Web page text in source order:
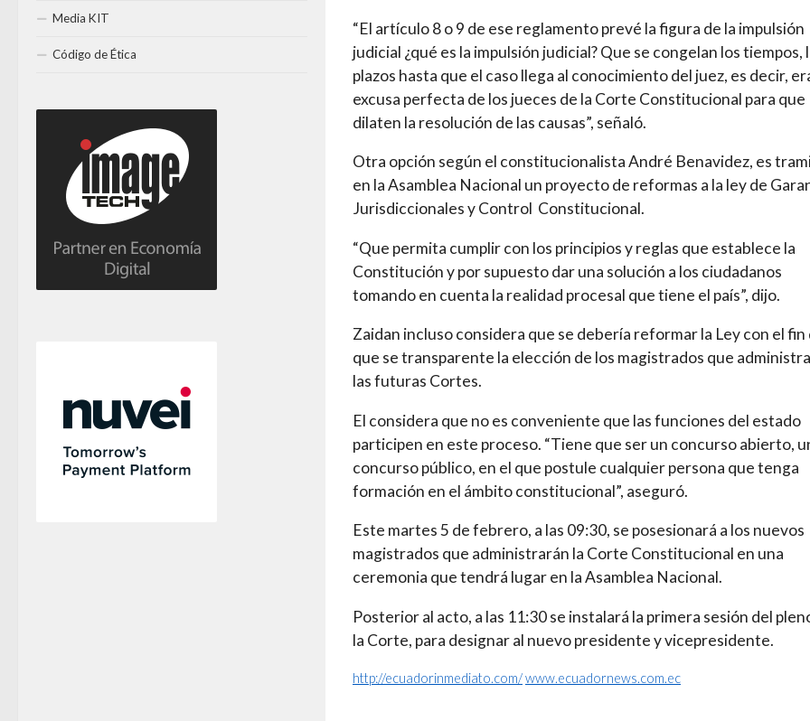
“El artículo 8 o 9 de ese reglamento prevé la figura de la impulsión
judicial ¿qué es la impulsión judicial? Que se congelan los tiempos,
plazos hasta que el caso llega al conocimiento del juez, es decir,
excusa perfecta de los jueces de la Corte Constitucional para que
dilaten la resolución de las causas”, señaló.
Otra opción según el constitucionalista André Benavidez, es
en la Asamblea Nacional un proyecto de reformas a la ley de
Jurisdiccionales y Control Constitucional.
“Que permita cumplir con los principios y reglas que establece la
Constitución y por supuesto dar una solución a los ciudadanos
tomando en cuenta la realidad procesal que tiene el país”, dijo.
Zaidan incluso considera que se debería reformar la Ley con el fin
que se transparente la elección de los magistrados que
las futuras Cortes.
El considera que no es conveniente que las funciones del estado
participen en este proceso. “Tiene que ser un concurso abierto,
concurso público, en el que postule cualquier persona que tenga
formación en el ámbito constitucional”, aseguró.
Este martes 5 de febrero, a las 09:30, se posesionará a los nuevos
magistrados que administrarán la Corte Constitucional en una
ceremonia que tendrá lugar en la Asamblea Nacional.
Posterior al acto, a las 11:30 se instalará la primera sesión del
la Corte, para designar al nuevo presidente y vicepresidente.
http://ecuadorinmediato.com/www.ecuadornews.com.ec
Media KIT
Código de Ética